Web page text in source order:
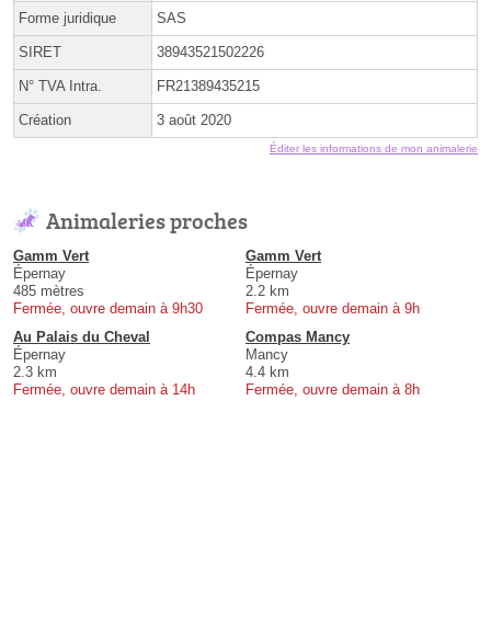
Forme juridique SAS
SIRET 38943521502226
N° TVA Intra. FR21389435215
Création 3 août 2020
Éditer les informations de mon animalerie
Animaleries proches
Gamm Vert
Épernay
485 mètres
Fermée, ouvre demain à 9h30
Gamm Vert
Épernay
2.2 km
Fermée, ouvre demain à 9h
Au Palais du Cheval
Épernay
2.3 km
Fermée, ouvre demain à 14h
Compas Mancy
Mancy
4.4 km
Fermée, ouvre demain à 8h